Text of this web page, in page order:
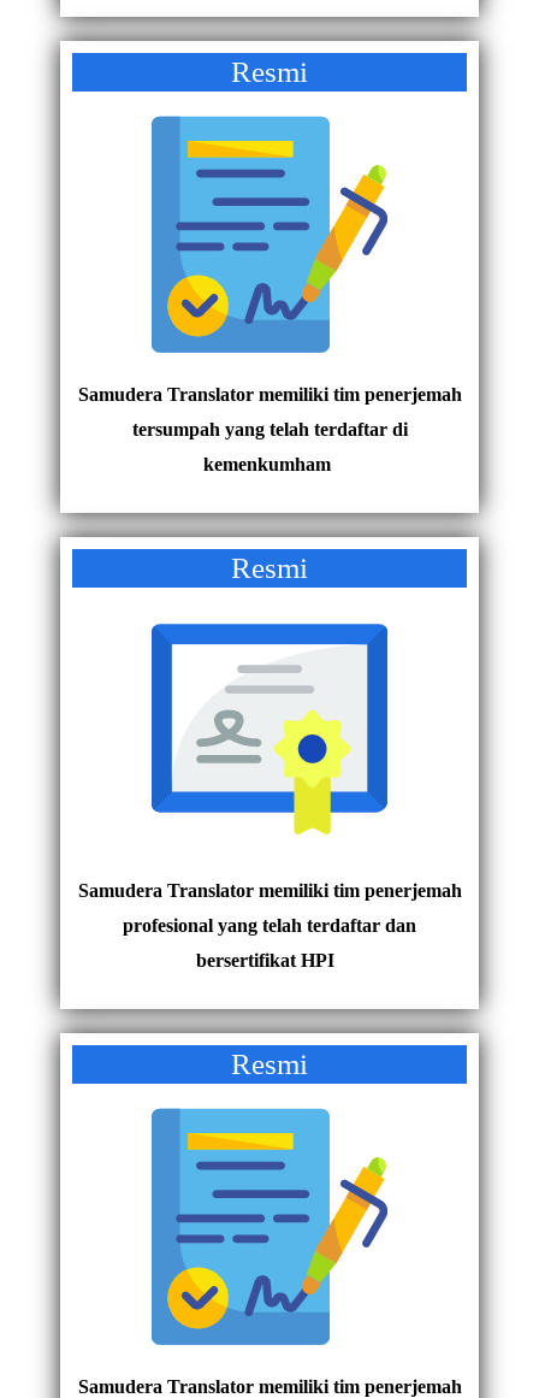
Resmi
Samudera Translator memiliki tim penerjemah
tersumpah yang telah terdaftar di
kemenkumham
Resmi
Samudera Translator memiliki tim penerjemah
profesional yang telah terdaftar dan
bersertifikat HPI
Resmi
Samudera Translator memiliki tim penerjemah